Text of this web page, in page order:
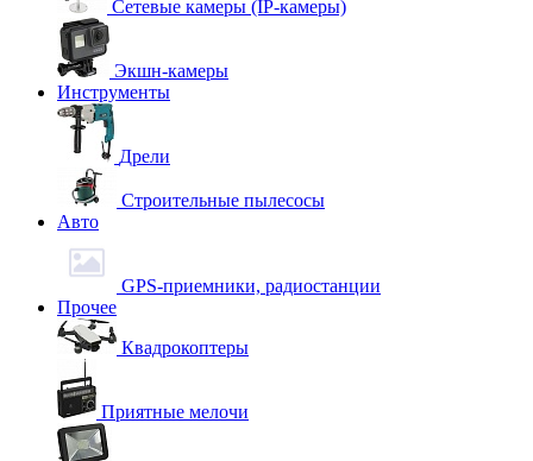
Сетевые камеры (IP-камеры)
Экшн-камеры
Инструменты
Дрели
Строительные пылесосы
Авто
GPS-приемники, радиостанции
Прочее
Квадрокоптеры
Приятные мелочи